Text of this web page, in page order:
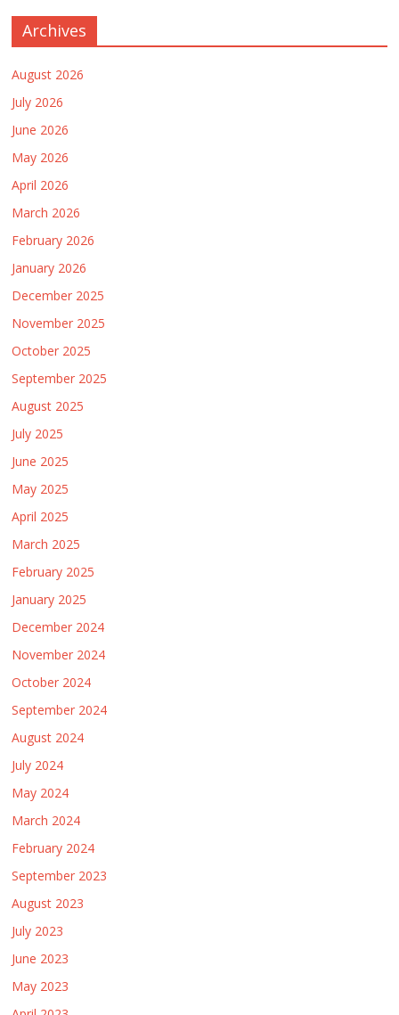
Archives
August 2026
July 2026
June 2026
May 2026
April 2026
March 2026
February 2026
January 2026
December 2025
November 2025
October 2025
September 2025
August 2025
July 2025
June 2025
May 2025
April 2025
March 2025
February 2025
January 2025
December 2024
November 2024
October 2024
September 2024
August 2024
July 2024
May 2024
March 2024
February 2024
September 2023
August 2023
July 2023
June 2023
May 2023